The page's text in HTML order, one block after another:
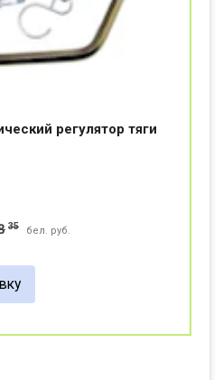
регулятор тяги
35 бел. руб.